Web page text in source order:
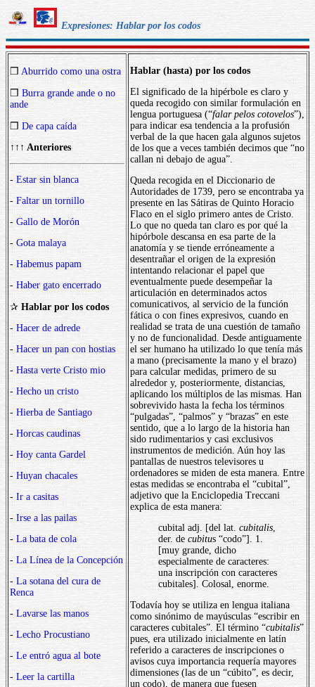
Expresiones: Hablar por los codos
❒ Aburrido como una ostra
❒ Burra grande ande o no
ande
❒ De capa caída
↑↑↑ Anteriores
- Estar sin blanca
- Faltar un tornillo
- Gallo de Morón
- Gota malaya
- Habemus papam
- Haber gato encerrado
✰ Hablar por los codos
- Hacer de adrede
- Hacer un pan con hostias
- Hasta verte Cristo mio
- Hecho un cristo
- Hierba de Santiago
- Horcas caudinas
- Hoy canta Gardel
- Huyan chacales
- Ir a casitas
- Irse a las pailas
- La bata de cola
- La Línea de la Concepción
- La sotana del cura de
Renca
- Lavarse las manos
- Lecho Procustiano
- Le entró agua al bote
- Leer la cartilla
Hablar (hasta) por los codos
El significado de la hipérbole es claro y
queda recogido con similar formulación en
lengua portuguesa (“falar pelos cotovelos”),
para indicar esa tendencia a la profusión
verbal de la que hacen gala algunos sujetos
de los que a veces también decimos que “no
callan ni debajo de agua”.
Queda recogida en el Diccionario de
Autoridades de 1739, pero se encontraba ya
presente en las Sátiras de Quinto Horacio
Flaco en el siglo primero antes de Cristo.
Lo que no queda tan claro es por qué la
hipórbole descansa en esa parte de la
anatomía y se tiende erróneamente a
desentrañar el origen de la expresión
intentando relacionar el papel que
eventualmente puede desempeñar la
articulación en determinados actos
comunicativos, al servicio de la función
fática o con fines expresivos, cuando en
realidad se trata de una cuestión de tamaño
y no de funcionalidad. Desde antiguamente
el ser humano ha utilizado lo que tenía más
a mano (precisamente la mano y el brazo)
para calcular medidas, primero de su
alrededor y, posteriormente, distancias,
aplicando los múltiplos de las mismas. Han
sobrevivido hasta la fecha los términos
“pulgadas”, “palmos” y “brazas” en este
sentido, que a lo largo de la historia han
sido rudimentarios y casi exclusivos
instrumentos de medición. Aún hoy las
pantallas de nuestros televisores u
ordenadores se miden de esta manera. Entre
estas medidas se encontraba el “cubital”,
adjetivo que la Enciclopedia Treccani
explica de esta manera:
cubital adj. [del lat. cubitalis
der. de cubitus “codo”]. 1.
[muy grande, dicho
especialmente de caracteres:
una inscripción con caracteres
cubitales]. Colosal, enorme.
Todavía hoy se utiliza en lengua italiana
como sinónimo de mayúsculas “escribir en
caracteres cubitales”. El término “cubitalis”
pues, era utilizado inicialmente en latín
referido a caracteres de inscripciones o
avisos cuya importancia requería mayores
dimensiones (las de un “cúbito”, es decir,
un codo), de manera que fuesen